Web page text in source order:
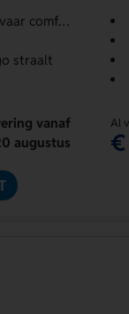
comfort
straalt
vanaf
augustus
Al